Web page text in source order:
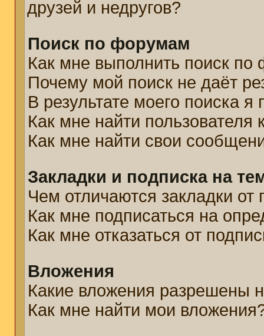
друзей и недругов?
Поиск по форумам
Как мне выполнить поиск
Почему мой поиск не даёт
В результате моего поиска
Как мне найти пользователя
Как мне найти свои
Закладки и подписка на
Чем отличаются закладки от
Как мне подписаться на
Как мне отказаться от
Вложения
Какие вложения разрешены
Как мне найти мои